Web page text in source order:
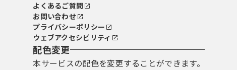
よくあるご質問
お問い合わせ
プライバシーポリシー
ウェブアクセシビリティ
配色変更
本サービスの配色を変更することができます。